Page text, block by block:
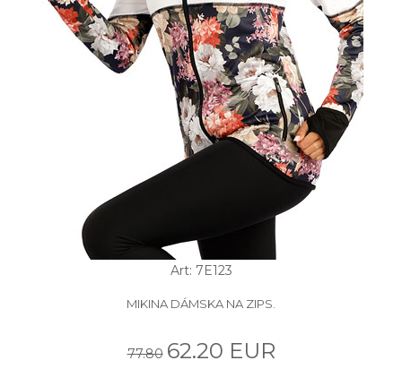
Art: 7E123
MIKINA DÁMSKA NA ZIPS.
77.80 62.20 EUR